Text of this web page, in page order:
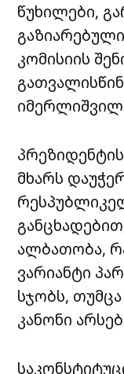
წუხილები,
კომისიის
მხარს
ალბათობა,
ვარიანტი
სჯობს,
კანონი